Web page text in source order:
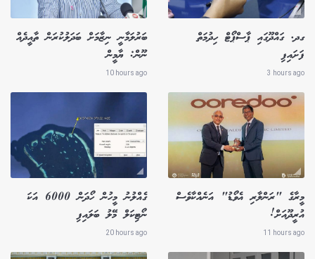
ގދ. ގައްދޫގައި ޕާސްޕޯޓް ހިދުމަތް
ފަށައިފި
3 hours ago
ބަރުލަމާނީ ނިޒާމަށް ބަދަލުކުރަން ތާއީދެއް
ނޫން: ޔާމީން
10 hours ago
މީރާގެ "ރަންލާރި އެވޯޑު" އަނެއްކާވެސް
އުރީދޫއަށް!
11 hours ago
ގެއްލުނު މީހުން ހޯދަން 6000 އަކަ
ނޯޓިކަލް މޭލު ބަލައިފި
20 hours ago